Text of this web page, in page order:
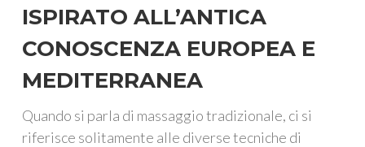
ISPIRATO ALL’ANTICA
CONOSCENZA EUROPEA E
MEDITERRANEA
Quando si parla di massaggio tradizionale, ci si
riferisce solitamente alle diverse tecniche di